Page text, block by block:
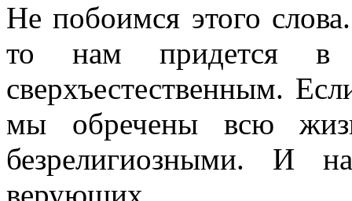
Не побоимся этого
то нам придется в
сверхъестественным.
мы обречены всю
безрелигиозными. И